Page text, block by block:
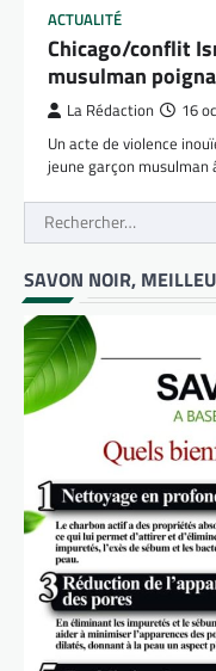
ACTUALITÉ
Chicago/conflit
musulman
La Rédaction 16
Un acte de violence
jeune garçon
Rechercher :
SAVON NOIR,